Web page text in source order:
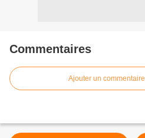
Commentaires
Ajouter un commentaire